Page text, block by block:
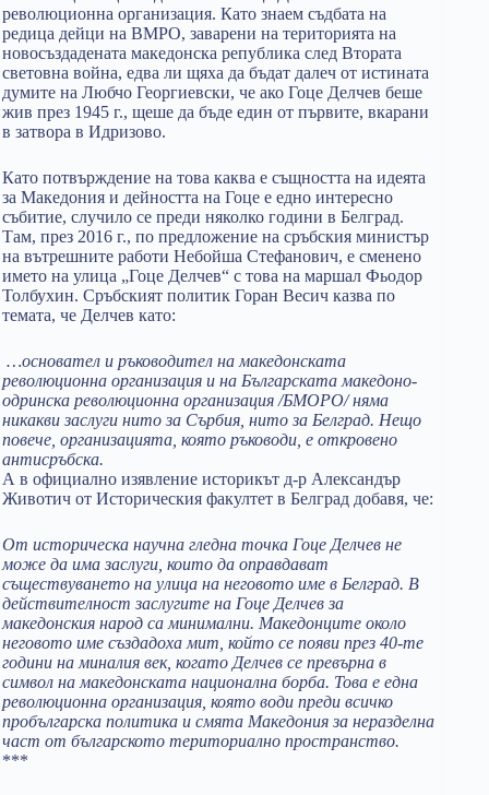
революционна организация. Като знаем съдбата на
редица дейци на ВМРО, заварени на територията на
новосъздадената македонска република след Втората
световна война, едва ли щяха да бъдат далеч от истината
думите на Любчо Георгиевски, че ако Гоце Делчев беше
жив през 1945 г., щеше да бъде един от първите, вкарани
в затвора в Идризово.
Като потвърждение на това каква е същността на идеята
за Македония и дейността на Гоце е едно интересно
събитие, случило се преди няколко години в Белград.
Там, през 2016 г., по предложение на сръбския министър
на вътрешните работи Небойша Стефанович, е сменено
името на улица „Гоце Делчев“ с това на маршал Фьодор
Толбухин. Сръбският политик Горан Весич казва по
темата, че Делчев като:
…основател и ръководител на македонската
революционна организация и на Българската македоно-
одринска революционна организация /БМОРО/ няма
никакви заслуги нито за Сърбия, нито за Белград. Нещо
повече, организацията, която ръководи, е откровено
антисръбска.
А в официално изявление историкът д-р Александър
Животич от Историческия факултет в Белград добавя, че:
От историческа научна гледна точка Гоце Делчев не
може да има заслуги, които да оправдават
съществуването на улица на неговото име в Белград. В
действителност заслугите на Гоце Делчев за
македонския народ са минимални. Македонците около
неговото име създадоха мит, който се появи през 40-те
години на миналия век, когато Делчев се превърна в
символ на македонската национална борба. Това е една
революционна организация, която води преди всичко
пробългарска политика и смята Македония за неразделна
част от българското териториално пространство.
***